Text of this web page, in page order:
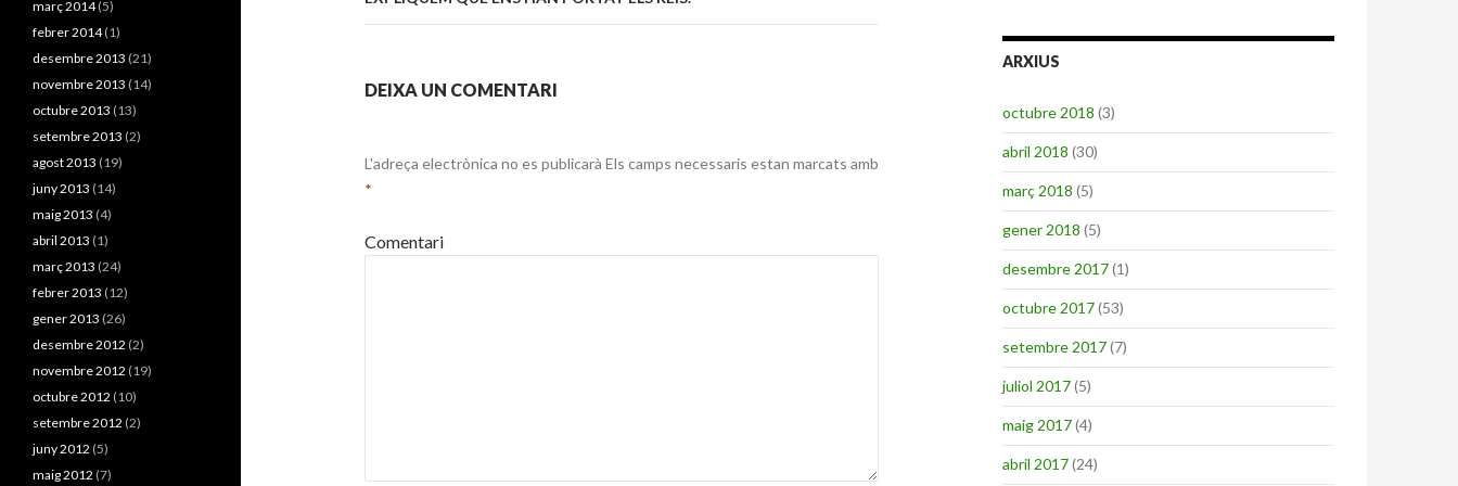
DEIXA UN COMENTARI
L'adreça electrònica no es publicarà Els camps necessaris estan marcats amb
*
Comentari
ARXIUS
octubre 2018 (3)
abril 2018 (30)
març 2018 (5)
gener 2018 (5)
desembre 2017(1)
octubre 2017(53)
setembre 2017(7)
juliol 2017(5)
maig 2017(4)
abril 2017(24)
març 2014(5)
febrer 2014(1)
desembre 2013 (21)
novembre 2013 (14)
octubre 2013 (13)
setembre 2013 (2)
agost 2013 (19)
juny 2013 (14)
maig 2013 (4)
abril 2013 (1)
març 2013 (24)
febrer 2013 (12)
gener 2013 (26)
desembre 2012 (2)
novembre 2012 (19)
octubre 2012 (10)
setembre 2012 (2)
juny 2012 (5)
maig 2012 (7)